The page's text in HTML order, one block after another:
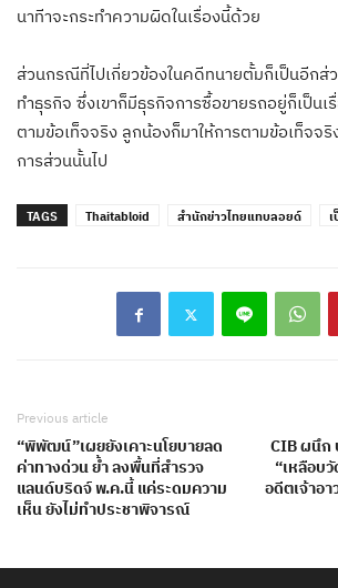
นาทีาจะกระทำความผิดในเรื่องนี้ด้วย
ส่วนกรณีที่ไปเกี่ยวข้องในคดีทนายตั้มก็เป็นอีกส่ว
ทำธุรกิจ ซึ่งเขาก็มีธุรกิจการซื้อขายรถอยู่ก็เป็นเ
ตามข้อเท็จจริง ลูกน้องก็มาให้การตามข้อเท็จจริ
การส่วนนั้นไป
TAGS Thaitabloid สำนักข่าวไทยแทบลอยด์
Previous article
“พิพัฒน์”เผยยังเคาะนโยบายลด
ค่าทางด่วน ย้ำ ลงพื้นที่สำรวจ
แลนด์บริดจ์ พ.ค.นี้ แค่ระดมความ
เห็น ยังไม่ทําประชาพิจารณ์
CIB ผนึก
“เหลือบ
อดีตเจ้าอา